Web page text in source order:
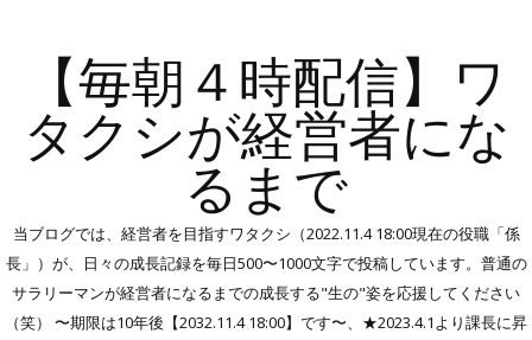
【毎朝４時配信】ワ
タクシが経営者にな
るまで
当ブログでは、経営者を目指すワタクシ（2022.11.4 18:00現在の役職「係
長」）が、日々の成長記録を毎日500〜1000文字で投稿しています。普通の
サラリーマンが経営者になるまでの成長する"生の"姿を応援してください
（笑） 〜期限は10年後【2032.11.4 18:00】です〜、★2023.4.1より課長に昇